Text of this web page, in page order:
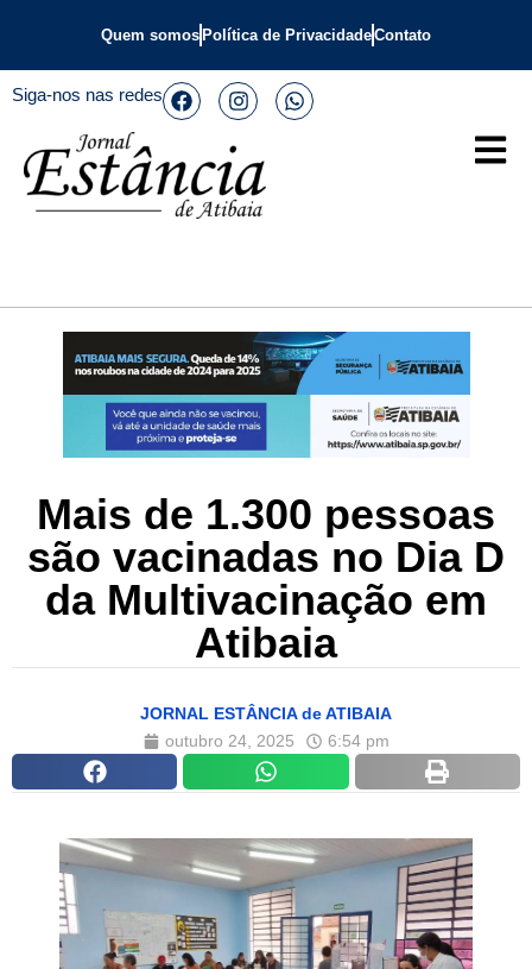
Quem somos Política de PrivacidadeContato
Siga-nos nas redes
Mais de 1.300 pessoas
são vacinadas no Dia D
da Multivacinação em
Atibaia
JORNAL ESTÂNCIA de ATIBAIA
outubro 24, 2025
6:54 pm